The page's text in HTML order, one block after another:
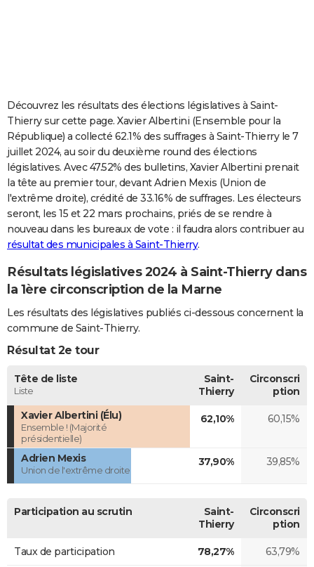
CARTE DE VOEUX
Carte de Noël
Carte Bonne année
Carte Saint-Valentin
Carte Pâques
Carte d'anniversaire
DICTIONNAIRE
Dictionnaire
Biographies
Citations
Expressions
Proverbes
PROGRAMME TV
COPAINS D'AVANT
S'inscrire
Se connecter
Lycées
Collèges
Primaires
Universités
Entreprises
Service militaire
Avis de recherche
AVIS DE DÉCÈS
FORUM
Bricolage
Lifestyle
Culture
Sport
Auto
Television
Voyage
Cinema
Découvrez les résultats des élections législatives à Saint-
Thierry sur cette page. Xavier Albertini (Ensemble pour la
République) a collecté 62.1% des suffrages à Saint-Thierry le 7
juillet 2024, au soir du deuxième round des élections
législatives. Avec 47.52% des bulletins, Xavier Albertini prenait
la tête au premier tour, devant Adrien Mexis (Union de
l'extrême droite), crédité de 33.16% de suffrages. Les électeurs
seront, les 15 et 22 mars prochains, priés de se rendre à
nouveau dans les bureaux de vote : il faudra alors contribuer au
résultat des municipales à Saint-Thierry.
Résultats législatives 2024 à Saint-Thierry dans
la 1ère circonscription de la Marne
Les résultats des législatives publiés ci-dessous concernent la
commune de Saint-Thierry.
Résultat 2e tour
Tête de liste
Liste
Saint-
Thierry
Circonscri
ption
Xavier Albertini (Élu)
Ensemble ! (Majorité
présidentielle)
62,10% 60,15%
Adrien Mexis
Union de l'extrême droite
37,90% 39,85%
Participation au scrutin
Saint-
Thierry
Circonscri
ption
Taux de participation 78,27% 63,79%